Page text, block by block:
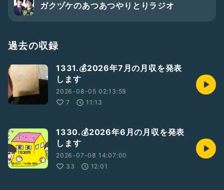
「すいません」1枚
「ちょっと寒い」1枚
数量限定通販はBASEにて
完熟トマト新聞のお店
🫴直接購入希望の方は以下より
『神様キャンセルカードゲームの受け渡し』
RdJHDNCK_OIQSjNLc7UlzDbPc0k_0-R2XFU96Y/edit?
hl=ja
ガクヅケのあつあつやりとりラジオ
過去の収録
1331.💰2026年7月の月収を発表
します
2026-08-05 02:13:59
7
11:13
1330.💰2026年6月の月収を発表
します
2026-07-08 14:07:00
33
12:01